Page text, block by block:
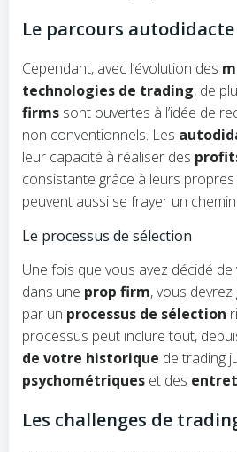
Le parcours autodidacte
Cependant, avec l’évolution des
technologies de trading, de
firms sont ouvertes à l’idée de
non conventionnels. Les
leur capacité à réaliser des
consistante grâce à leurs
peuvent aussi se frayer un
Le processus de sélection
Une fois que vous avez décidé
dans une prop firm, vous
par un processus de sélection
processus peut inclure tout,
de votre historique de trading
psychométriques et des
Les challenges de